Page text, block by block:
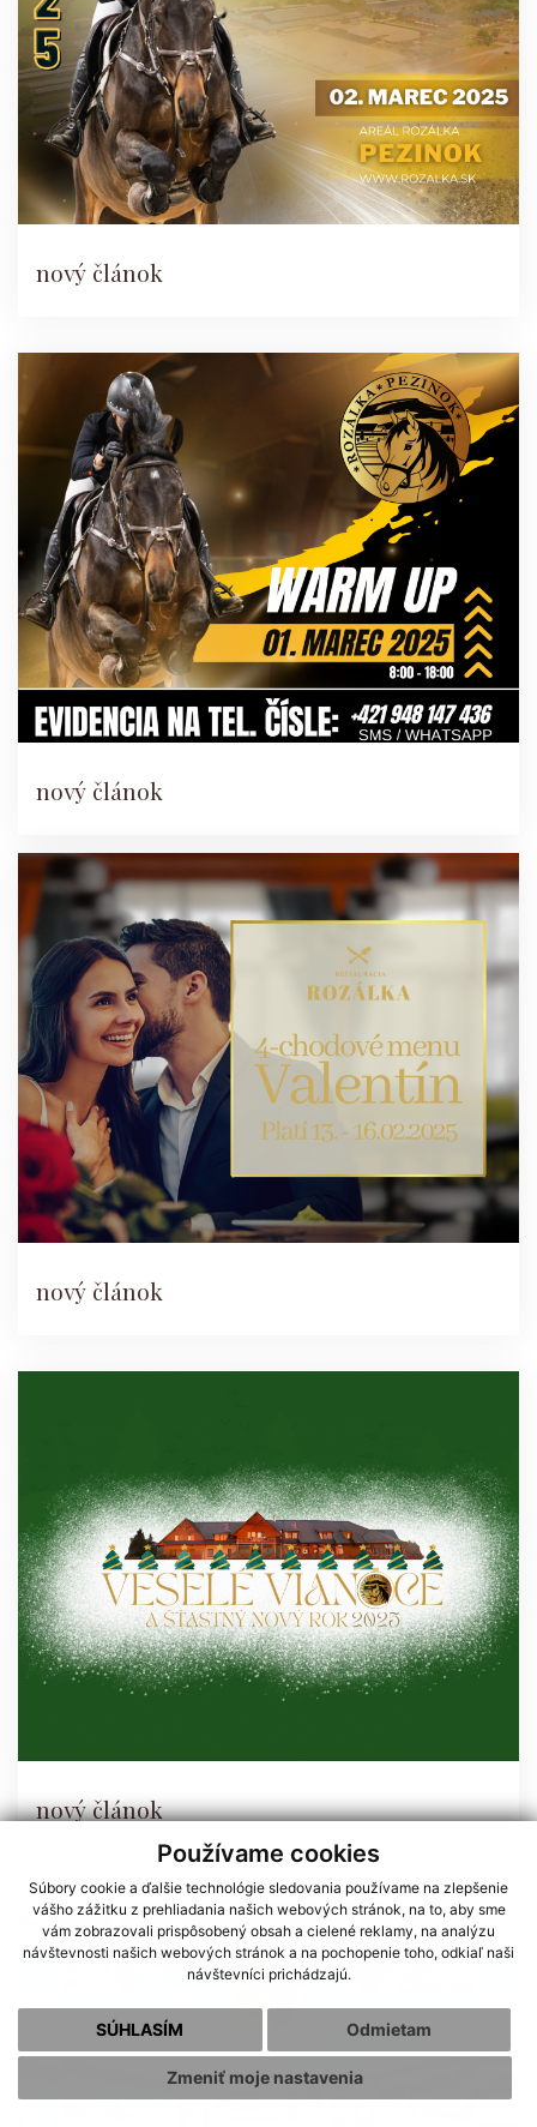
Používame cookies
Súbory cookie a ďalšie technológie sledovania používame na zlepšenie
vášho zážitku z prehliadania našich webových stránok, na to, aby sme
vám zobrazovali prispôsobený obsah a cielené reklamy, na analýzu
návštevnosti našich webových stránok a na pochopenie toho, odkiaľ naši
návštevníci prichádzajú.
SÚHLASÍM Odmietam
Zmeniť moje nastavenia
nový článok
nový článok
nový článok
nový článok